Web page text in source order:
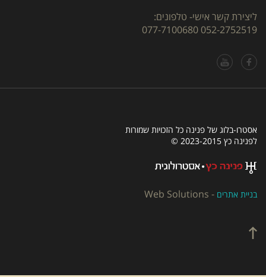
ליצירת קשר אישי- טלפונים:
052-2752519
077-7100680
אסטרו-בלוג של פנינה כל הזכויות שמורות
לפנינה כץ 2023-2015 ©
בניית אתרים -
Web Solutions